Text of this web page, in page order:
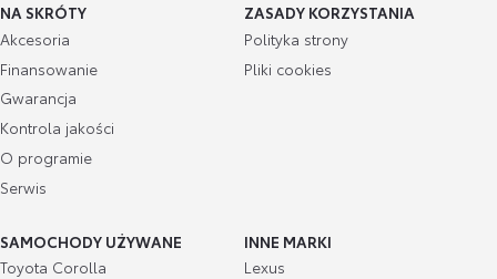
NA SKRÓTY
Akcesoria
Finansowanie
Gwarancja
Kontrola jakości
O programie
Serwis
ZASADY KORZYSTANIA
Polityka strony
Pliki cookies
SAMOCHODY UŻYWANE
Toyota Corolla
INNE MARKI
Lexus